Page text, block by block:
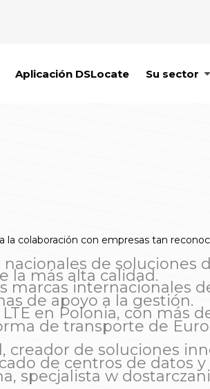
Aplicación DSLocate Su sector
la colaboración con empresas tan
de
la más alta calidad.
marcas internacionales
de apoyo a la gestión.
en Polonia, con más
de transporte de
creador de soluciones
de centros de datos
specjalista w